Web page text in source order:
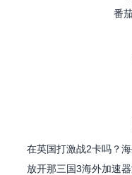
番
在英国打激战2卡吗？
放开那三国3海外加速